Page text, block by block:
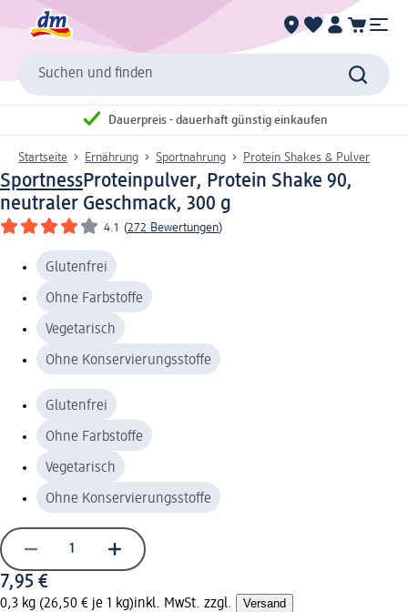
Suchen und finden
Dauerpreis - dauerhaft günstig einkaufen
Startseite Ernährung Sportnahrung Protein Shakes & Pulver
SportnessProteinpulver, Protein Shake 90,
neutraler Geschmack, 300 g
4.1 (272 Bewertungen)
Glutenfrei
Ohne Farbstoffe
Vegetarisch
Ohne Konservierungsstoffe
Glutenfrei
Ohne Farbstoffe
Vegetarisch
Ohne Konservierungsstoffe
7,95 €
0,3 kg (26,50 € je 1 kg)inkl. MwSt. zzgl. Versand